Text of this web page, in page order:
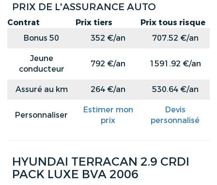
PRIX DE L'ASSURANCE AUTO
Contrat Prix tiers
Prix tous risque
Bonus 50
352 €/an
707.52 €/an
Jeune
conducteur
792 €/an 1591.92 €/an
Assuré au km 264 €/an 530.64 €/an
Personnaliser
Estimer mon
prix
Devis
personnalisé
HYUNDAI TERRACAN 2.9 CRDI
PACK LUXE BVA 2006